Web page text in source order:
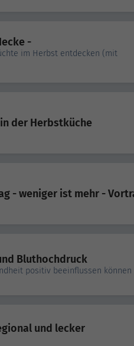
-
im Herbst entdecken (mit
der Herbstküche
- weniger ist mehr -
Bluthochdruck
positiv beeinflussen können
und lecker